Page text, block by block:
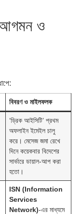
আগমন ও
বিবরণ ও মাইলফলক
‘ড্রিক আইসিটি’ প্রথম
অফলাইন ইমেইল চালু
করে। মেসেজ জমা রেখে
দিনে কয়েকবার বিদেশের
সার্ভারে ডায়াল-আপ করা
হতো।
ISN (Information
Services
Network)-এর মাধ্যমে